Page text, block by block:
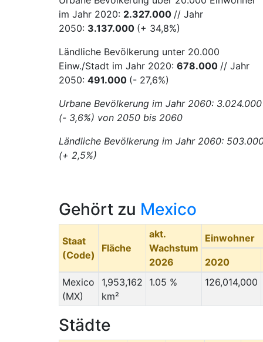
im Jahr 2020: 2.327.000 // Jahr
2050: 3.137.000 (+ 34,8%)
Ländliche Bevölkerung unter 20.000
Einw./Stadt im Jahr 2020: 678.000 // Jahr
2050: 491.000 (- 27,6%)
Urbane Bevölkerung im Jahr 2060: 3.024.000
(- 3,6%) von 2050 bis 2060
Ländliche Bevölkerung im Jahr 2060:
(+ 2,5%)
Gehört zu Mexico
Staat
(Code)
Fläche
akt.
Wachstum
2026
Einwohner
2020
Mexico
(MX)
1,953,162
km²
1.05 % 126,014,000
Städte